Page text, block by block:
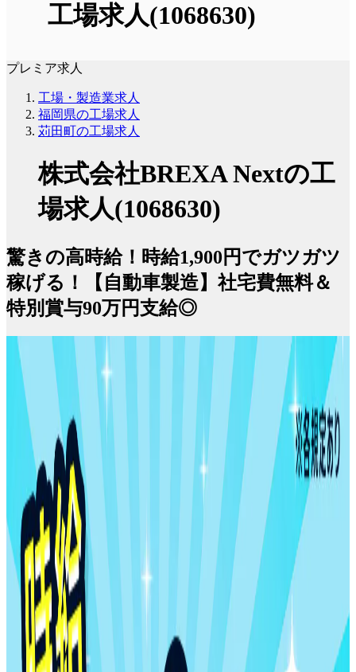
工場求人(1068630)
プレミア求人
工場・製造業求人
福岡県の工場求人
苅田町の工場求人
株式会社BREXA Nextの工
場求人(1068630)
驚きの高時給！時給1,900円でガツガツ
稼げる！【自動車製造】社宅費無料＆
特別賞与90万円支給◎